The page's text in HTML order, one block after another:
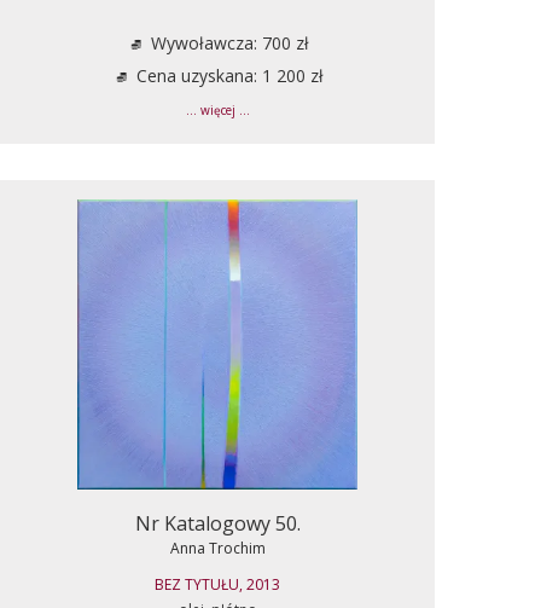
Wywoławcza: 700 zł
Cena uzyskana: 1 200 zł
... więcej ...
Nr Katalogowy 50.
Anna Trochim
BEZ TYTUŁU, 2013